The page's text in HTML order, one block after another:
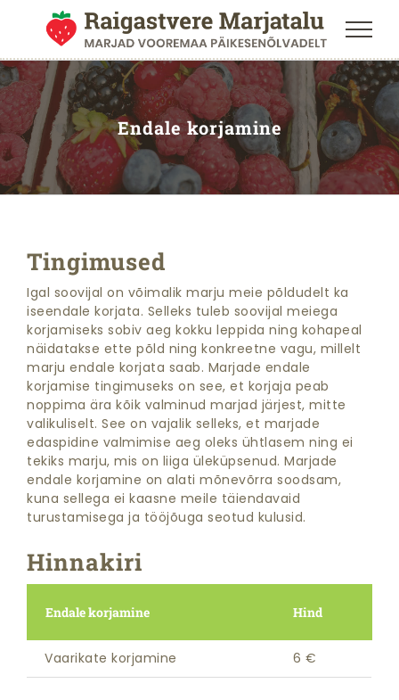
content
Endale korjamine
Tingimused
Igal soovijal on võimalik marju meie põldudelt ka
iseendale korjata. Selleks tuleb soovijal meiega
korjamiseks sobiv aeg kokku leppida ning kohapeal
näidatakse ette põld ning konkreetne vagu, millelt
marju endale korjata saab. Marjade endale
korjamise tingimuseks on see, et korjaja peab
noppima ära kõik valminud marjad järjest, mitte
valikuliselt. See on vajalik selleks, et marjade
edaspidine valmimise aeg oleks ühtlasem ning ei
tekiks marju, mis on liiga üleküpsenud. Marjade
endale korjamine on alati mõnevõrra soodsam,
kuna sellega ei kaasne meile täiendavaid
turustamisega ja tööjõuga seotud kulusid.
Hinnakiri
Endale korjamine Hind
Vaarikate korjamine 6 €